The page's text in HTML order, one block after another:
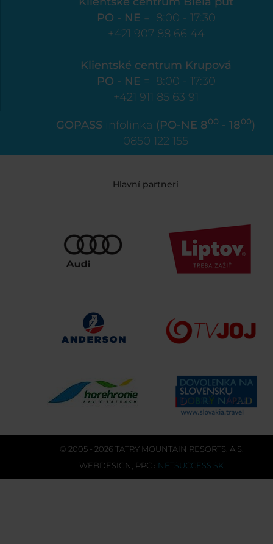
PO - NE = 8:00 - 17:30
+421 907 88 66 44
Klientské centrum Krupová
PO - NE = 8:00 - 17:30
+421 911 85 63 91
GOPASS infolinka (PO-NE 800 - 1800)
0850 122 155
Hlavní partneri
© 2005 - 2026 TATRY MOUNTAIN RESORTS, A.S.
WEBDESIGN PPC › NETSUCCESS.SK